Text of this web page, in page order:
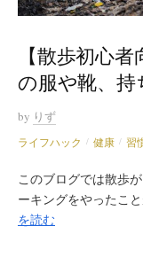
【散歩初心
の服や靴、持
by りず
ライフハック / 健康 / 習
このブログでは散歩
ーキングをやったこ
を読む